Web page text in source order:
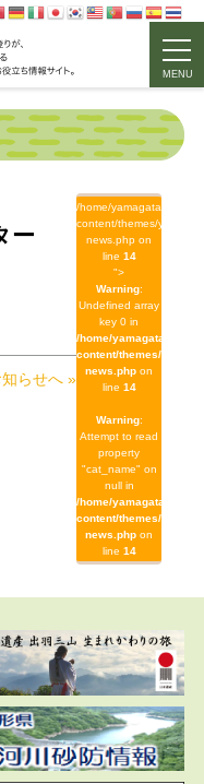
MENU
/home/yamagata/
content/themes/
news.php on
line 14
">
Warning:
Undefined array
key 0 in
/home/yamagata/
content/themes/
news.php on
line 14
Warning:
Attempt to read
property
"cat_name" on
null in
/home/yamagata/
content/themes/
news.php on
line 14
ー
らせへ »